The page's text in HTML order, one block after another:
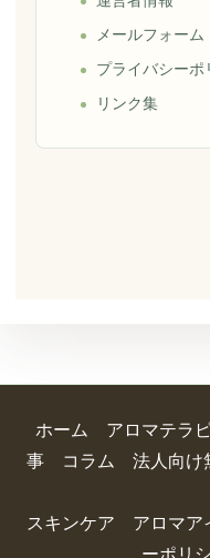
メールフォーム
プライバシーポ
リンク集
ホーム アロマテラ
事
コラム 法人向け
スキンケア
アロマア
ーポリ